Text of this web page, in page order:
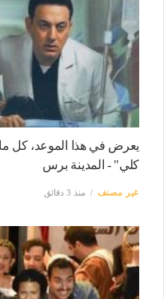
يعرض في هذا الموعد، كل
كلي" - المدينة برس
غير مصنف منذ 3 دقائق